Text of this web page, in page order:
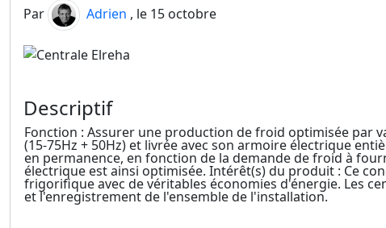
Par Adrien , le 15 octobre
Descriptif
Fonction : Assurer une production de froid optimisée par
(15-75Hz + 50Hz) et livrée avec son armoire électrique
en permanence, en fonction de la demande de froid à
électrique est ainsi optimisée. Intérêt(s) du produit : Ce
frigorifique avec de véritables économies d'énergie. Les
et l'enregistrement de l'ensemble de l'installation.